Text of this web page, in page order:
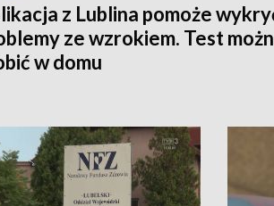
z Lublina pomoże
ze wzrokiem. Test
w domu